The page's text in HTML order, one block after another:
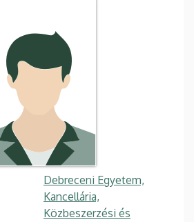
Debreceni Egyetem,
Kancellária,
Közbeszerzési és